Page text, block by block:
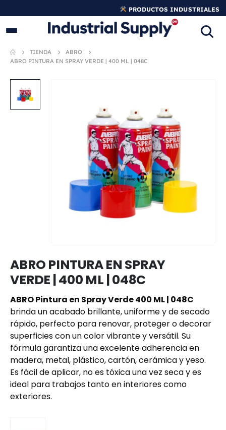
PRODUCTOS INDUSTRIALES
ORIGINALES
TIENDA
ABRO
ABRO PINTURA EN SPRAY VERDE | 400 ML | 048C
ABRO PINTURA EN SPRAY
VERDE | 400 ML | 048C
ABRO Pintura en Spray Verde 400 ML | 048C
brinda un acabado brillante, uniforme y de secado
rápido, perfecto para renovar, proteger o decorar
superficies con un color vibrante y versátil. Su
fórmula garantiza una excelente adherencia en
madera, metal, plástico, cartón, cerámica y yeso.
Es fácil de aplicar, no es tóxica una vez seca y es
ideal para trabajos tanto en interiores como
exteriores.